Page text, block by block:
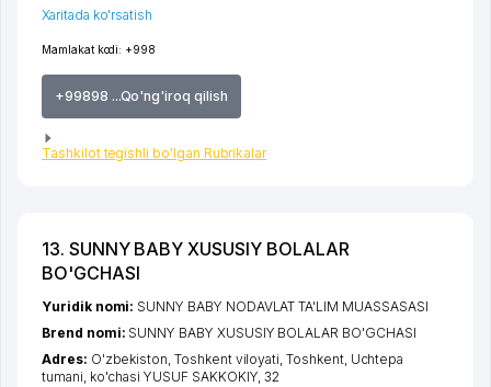
Mamlakat kodi: +998
+99898 ...Qo'ng'iroq qilish
Tashkilot tegishli bo'lgan Rubrikalar
Xaritada ko'rsatish
13. SUNNY BABY XUSUSIY BOLALAR
BO'GCHASI
Yuridik nomi: SUNNY BABY NODAVLAT TA'LIM MUASSASASI
Brend nomi: SUNNY BABY XUSUSIY BOLALAR BO'GCHASI
Adres: O'zbekiston,Toshkent viloyati,Toshkent, Uchtepa
tumani, ko'chasi YUSUF SAKKOKIY, 32